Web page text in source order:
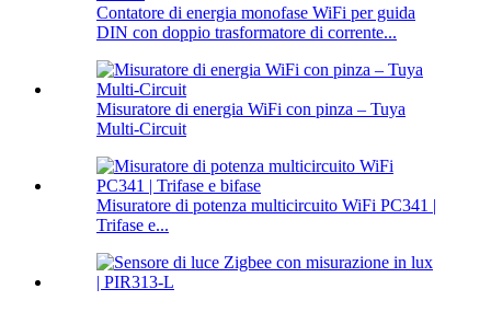
Contatore di energia monofase WiFi per guida
DIN con doppio trasformatore di corrente...
Misuratore di energia WiFi con pinza – Tuya
Multi-Circuit
Misuratore di potenza multicircuito WiFi PC341 |
Trifase e...